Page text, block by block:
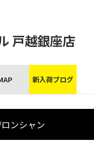
戸越銀座店
新入荷ブログ
ンシャン